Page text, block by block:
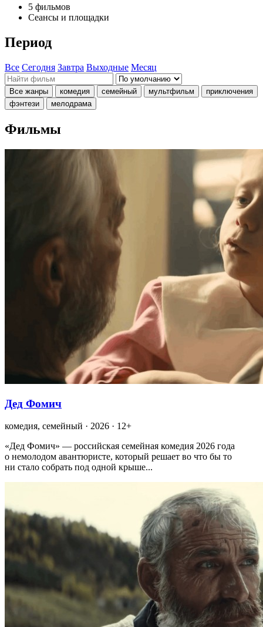
5 фильмов
Сеансы и площадки
Период
Все Сегодня Завтра Выходные Месяц
Все жанры комедия семейный мультфильм
приключения
фэнтези
мелодрама
Фильмы
Дед Фомич
комедия, семейный · 2026 · 12+
«Дед Фомич» — российская семейная комедия 2026 года
о немолодом авантюристе, который решает во что бы то
ни стало собрать под одной крыше...